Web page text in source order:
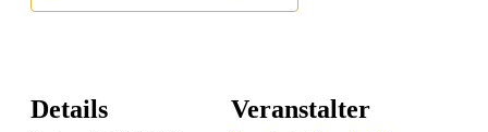
Details Veranstalter